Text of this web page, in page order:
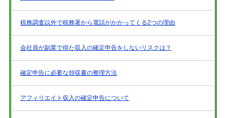
税務調査以外で税務署から電話がかかってくる2つの理由
会社員が副業で得た収入の確定申告をしないリスクは？
確定申告に必要な領収書の整理方法
アフィリエイト収入の確定申告について